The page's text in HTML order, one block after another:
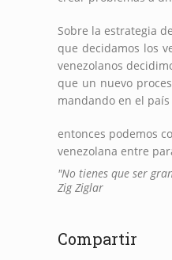
Sobre la estrategia
que decidamos los
venezolanos
que un nuevo
mandando en el
entonces podemos
venezolana entre
"No tienes que ser
Zig Ziglar
Compartir